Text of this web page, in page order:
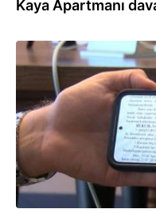
Kaya Apartmanı
04.08.2026